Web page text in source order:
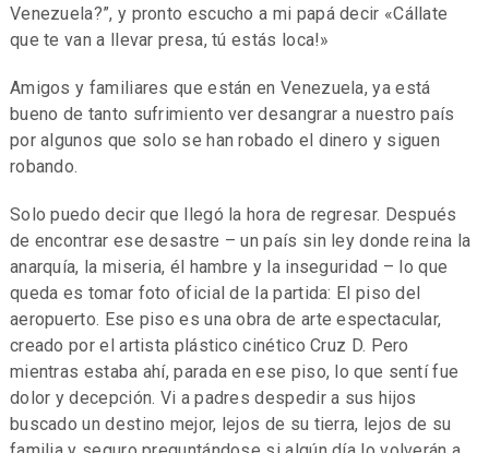
Venezuela?”, y pronto escucho a mi papá decir «Cállate
que te van a llevar presa, tú estás loca!»
Amigos y familiares que están en Venezuela, ya está
bueno de tanto sufrimiento ver desangrar a nuestro país
por algunos que solo se han robado el dinero y siguen
robando.
Solo puedo decir que llegó la hora de regresar. Después
de encontrar ese desastre – un país sin ley donde reina la
anarquía, la miseria, él hambre y la inseguridad – lo que
queda es tomar foto oficial de la partida: El piso del
aeropuerto. Ese piso es una obra de arte espectacular,
creado por el artista plástico cinético Cruz D. Pero
mientras estaba ahí, parada en ese piso, lo que sentí fue
dolor y decepción. Vi a padres despedir a sus hijos
buscado un destino mejor, lejos de su tierra, lejos de su